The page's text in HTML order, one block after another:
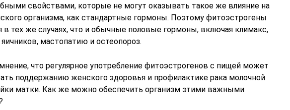
свойствами, которые не могут оказывать такое же влияние на
организма, как стандартные гормоны. Поэтому фитоэстрогены
в тех же случаях, что и обычные половые гормоны, включая климакс,
мастопатию и остеопороз.
что регулярное употребление фитоэстрогенов с пищей может
поддержанию женского здоровья и профилактике рака молочной
матки. Как же можно обеспечить организм этими важными